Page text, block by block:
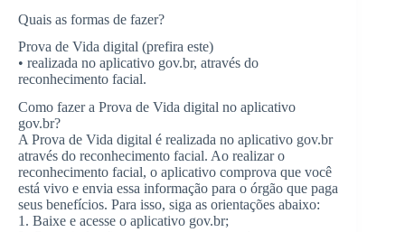
Quais as formas de fazer?
Prova de Vida digital (prefira este)
• realizada no aplicativo gov.br, através do
reconhecimento facial.
Como fazer a Prova de Vida digital no aplicativo
gov.br?
A Prova de Vida digital é realizada no aplicativo gov.br
através do reconhecimento facial. Ao realizar o
reconhecimento facial, o aplicativo comprova que você
está vivo e envia essa informação para o órgão que paga
seus benefícios. Para isso, siga as orientações abaixo:
1. Baixe e acesse o aplicativo gov.br;